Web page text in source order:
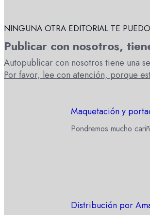
NINGUNA OTRA EDITORIAL TE
Publicar con nosotros,
Autopublicar con nosotros tiene una
Por favor, lee con atención, porque
Maquetación y
Pondremos mucho
Distribución por